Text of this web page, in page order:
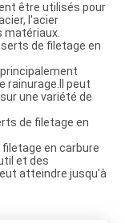
être utilisés pour
l'acier
matériaux.
de filetage en
rainurage.Il peut
une variété de
de filetage en
en carbure
et des
atteindre jusqu'à